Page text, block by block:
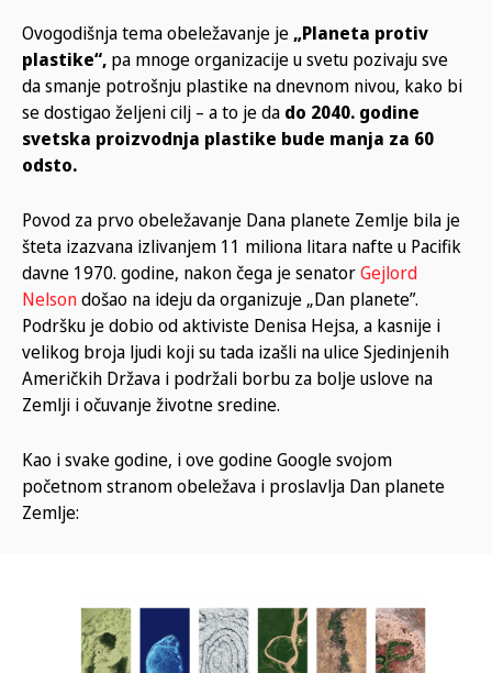
Ovogodišnja tema obeležavanje je „Planeta protiv
plastike“, pa mnoge organizacije u svetu pozivaju sve
da smanje potrošnju plastike na dnevnom nivou, kako bi
se dostigao željeni cilj – a to je da do 2040. godine
svetska proizvodnja plastike bude manja za 60
odsto.
Povod za prvo obeležavanje Dana planete Zemlje bila je
šteta izazvana izlivanjem 11 miliona litara nafte u Pacifik
davne 1970. godine, nakon čega je senatorGejlord
Nelsondošao na ideju da organizuje „Dan planete”.
Podršku je dobio od aktiviste Denisa Hejsa, a kasnije i
velikog broja ljudi koji su tada izašli na ulice Sjedinjenih
Američkih Država i podržali borbu za bolje uslove na
Zemlji i očuvanje životne sredine.
Kao i svake godine, i ove godine Google svojom
početnom stranom obeležava i proslavlja Dan planete
Zemlje: